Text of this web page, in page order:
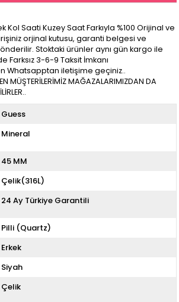
Kol Saati Kuzey Saat Farkıyla %100 Orijinal ve
orjinal kutusu, garanti belgesi ve
Stoktaki ürünler aynı gün kargo ile
3-6-9 Taksit İmkanı
Whatsapptan iletişime geçiniz..
MÜŞTERİLERİMİZ MAĞAZALARIMIZDAN DA
Guess
Mineral
45 MM
Çelik(316L)
24 Ay Türkiye Garantili
Pilli (Quartz)
Erkek
Siyah
Çelik